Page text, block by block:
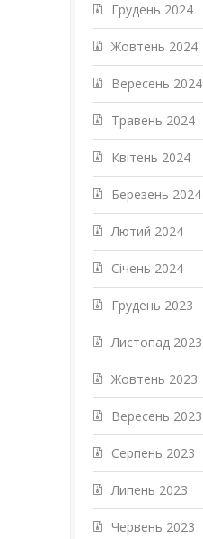
Грудень 2024
Жовтень 2024
Вересень 2024
Травень 2024
Квітень 2024
Березень 2024
Лютий 2024
Січень 2024
Грудень 2023
Листопад 2023
Жовтень 2023
Вересень 2023
Серпень 2023
Липень 2023
Червень 2023